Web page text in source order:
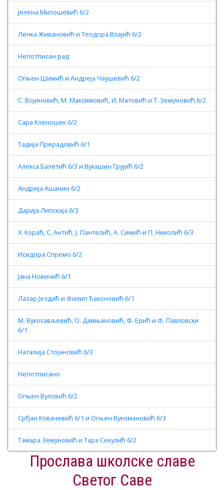
Јелена Милошевић 6/2
Ленка Живановић и Теодора Влајић 6/2
Непотписан рад
Огњен Шимић и Андреја Чаушевић 6/2
С. Војиновић, М. Максимовић, И. Матовић и Т. Земуновић 6/2
Сара Кленошек 6/2
Тадија Прерадовић 6/1
Алекса Балетић 6/3 и Вукашин Грујић 6/2
Андрија Ашанин 6/2
Дарија Липскаја 6/3
Х. Кораћ, С. Антић, Ј. Пантелић, А. Симић и П. Николић 6/3
Исидора Спремо 6/2
Јана Новичић 6/1
Лазар Јездић и Филип Ђаконовић 6/1
М. Вукосављевић, О. Дамњановић, Ф. Ерић и Ф. Павловски
6/1
Наталија Стојановић 6/3
Непотписано
Огњен Вуловић 6/2
Срђан Ковачевић 6/1 и Огњен Вукомановић 6/3
Тамара Земуновић и Тара Секулић 6/2
Прослава школске славе
Светог Саве